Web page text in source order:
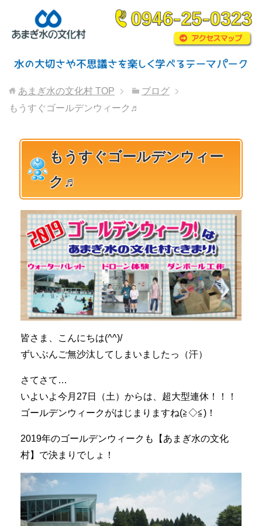
あまぎ水の文化村 TOP
ブログ
もうすぐゴールデンウィーク♬
もうすぐゴールデンウィー
ク♬
皆さま、こんにちは(^^)/
ずいぶんご無沙汰してしまいましたっ（汗）
さてさて…
いよいよ今月27日（土）からは、超大型連休！！！
ゴールデンウィークがはじまりますね(≧◇≦)！
2019年のゴールデンウィークも【あまぎ水の文化
村】で決まりでしょ！